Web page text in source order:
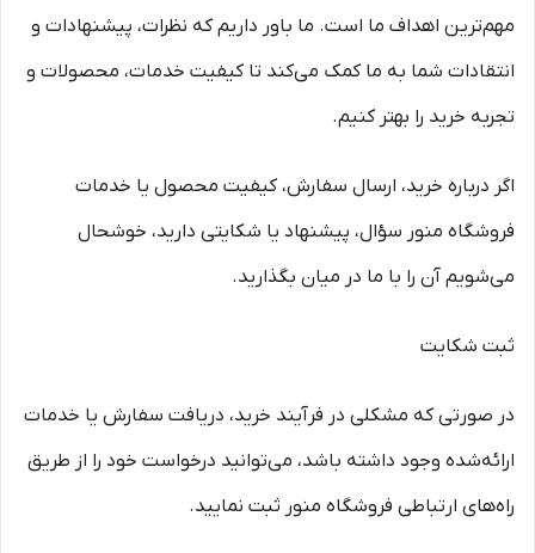
مهم‌ترین اهداف ما است. ما باور داریم که نظرات، پیشنهادات و
انتقادات شما به ما کمک می‌کند تا کیفیت خدمات، محصولات و
تجربه خرید را بهتر کنیم.
اگر درباره خرید، ارسال سفارش، کیفیت محصول یا خدمات
فروشگاه منور سؤال، پیشنهاد یا شکایتی دارید، خوشحال
می‌شویم آن را با ما در میان بگذارید.
ثبت شکایت
در صورتی که مشکلی در فرآیند خرید، دریافت سفارش یا خدمات
ارائه‌شده وجود داشته باشد، می‌توانید درخواست خود را از طریق
راه‌های ارتباطی فروشگاه منور ثبت نمایید.